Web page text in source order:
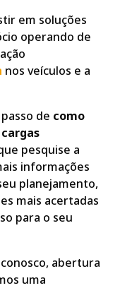
em soluções
operando de
nos veículos e a
de como
pesquise a
informações
planejamento,
mais acertadas
para o seu
abertura
uma